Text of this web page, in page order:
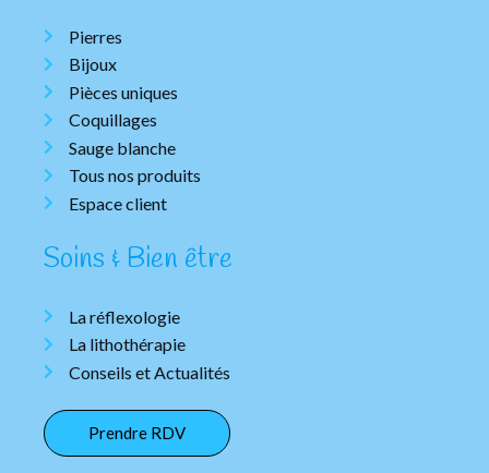
Pierres
Bijoux
Pièces uniques
Coquillages
Sauge blanche
Tous nos produits
Espace client
Soins & Bien être
La réflexologie
La lithothérapie
Conseils et Actualités
Prendre RDV